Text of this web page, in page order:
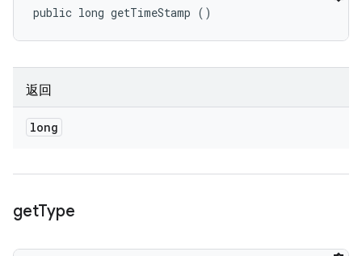
public long getTimeStamp ()
返回
long
getType